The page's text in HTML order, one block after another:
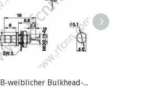
SMB-weiblicher Bulkhead-Haft-HF-Stecker